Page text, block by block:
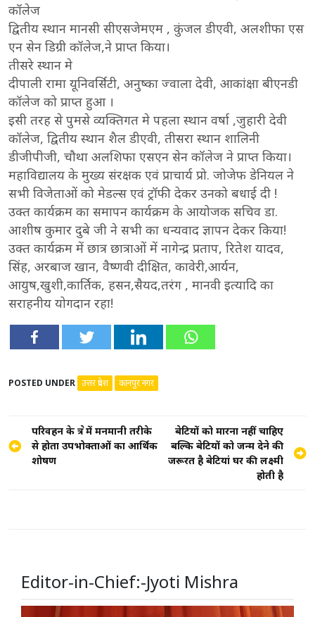
कॉलेज
द्वितीय स्थान मानसी सीएसजेमएम , कुंजल डीएवी, अलशीफा एस
एन सेन डिग्री कॉलेज,ने प्राप्त किया।
तीसरे स्थान मे
दीपाली रामा यूनिवर्सिटी, अनुष्का ज्वाला देवी, आकांक्षा बीएनडी
कॉलेज को प्राप्त हुआ ।
इसी तरह से पुमसे व्यक्तिगत मे पहला स्थान वर्षा ,जुहारी देवी
कॉलेज, द्वितीय स्थान शैल डीएवी, तीसरा स्थान शालिनी
डीजीपीजी, चौथा अलशिफा एसएन सेन कॉलेज ने प्राप्त किया।
महाविद्यालय के मुख्य संरक्षक एवं प्राचार्य प्रो. जोजेफ डेनियल ने
सभी विजेताओं को मेडल्स एवं ट्रॉफी देकर उनको बधाई दी !
उक्त कार्यक्रम का समापन कार्यक्रम के आयोजक सचिव डा.
आशीष कुमार दुबे जी ने सभी का धन्यवाद ज्ञापन देकर किया!
उक्त कार्यक्रम में छात्र छात्राओं में नागेन्द्र प्रताप, रितेश यादव,
सिंह, अरबाज खान, वैष्णवी दीक्षित, कावेरी,आर्यन,
आयुष,खुशी,कार्तिक, हसन,सैयद,तरंग , मानवी इत्यादि का
सराहनीय योगदान रहा!
POSTED UNDER उत्तर प्रदेश कानपुर नगर
Post
navigation
परिवहन के क्षेत्र में मनमानी तरीके
से होता उपभोक्ताओं का आर्थिक
शोषण
बेटियों को मारना नहीं चाहिए
बल्कि बेटियों को जन्म देने की
जरूरत है बेटियां घर की लक्ष्मी
होती है
Editor-in-Chief:-Jyoti Mishra